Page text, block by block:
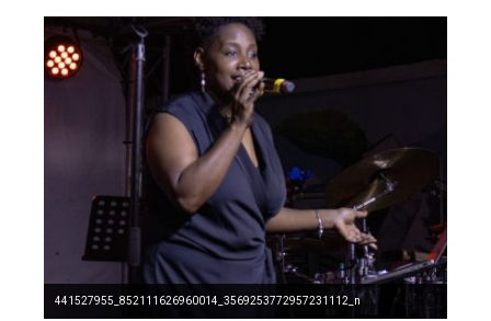
441527955_852111626960014_3569253772957231112_n